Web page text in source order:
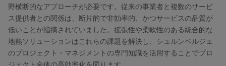
野横断的なアプローチが必要です。従来の事業者と複数のサービ
ス提供者との関係は、断片的で非効率的、かつサービスの品質が
低いことが指摘されていました。拡張性や柔軟性のある統合的な
地熱ソリューションはこれらの課題を解決し、シュルンベルジェ
のプロジェクト・マネジメントの専門知識を活用することでプロ